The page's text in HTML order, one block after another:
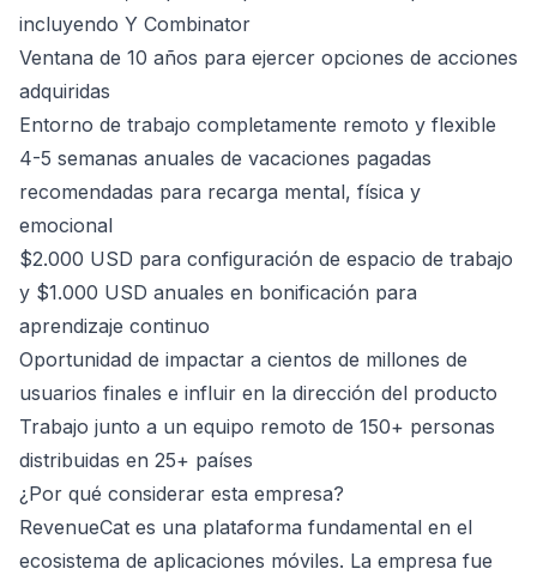
incluyendo Y Combinator
Ventana de 10 años para ejercer opciones de acciones
adquiridas
Entorno de trabajo completamente remoto y flexible
4-5 semanas anuales de vacaciones pagadas
recomendadas para recarga mental, física y
emocional
$2.000 USD para configuración de espacio de trabajo
y $1.000 USD anuales en bonificación para
aprendizaje continuo
Oportunidad de impactar a cientos de millones de
usuarios finales e influir en la dirección del producto
Trabajo junto a un equipo remoto de 150+ personas
distribuidas en 25+ países
¿Por qué considerar esta empresa?
RevenueCat es una plataforma fundamental en el
ecosistema de aplicaciones móviles. La empresa fue